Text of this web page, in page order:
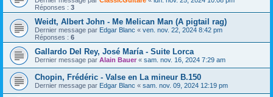
Réponses : 3
Weidt, Albert John - Me Melican Man (A pigtail rag)
Dernier message par Edgar Blanc « ven. nov. 22, 2024 8:42 pm
Réponses : 6
Gallardo Del Rey, José María - Suite Lorca
Dernier message par Alain Bauer « sam. nov. 16, 2024 7:29 am
Chopin, Frédéric - Valse en La mineur B.150
Dernier message par Edgar Blanc « sam. nov. 09, 2024 12:19 pm